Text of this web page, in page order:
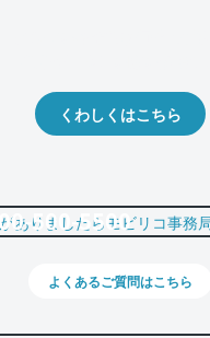
くわしくはこちら
500-5500
よくあるご質問はこちら